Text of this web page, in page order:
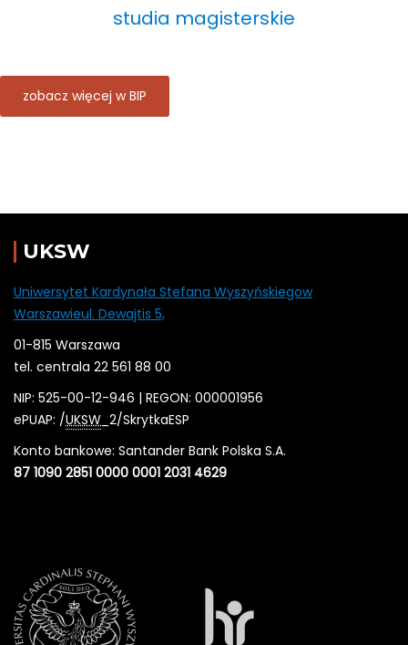
studia magisterskie
zobacz więcej w BIP
UKSW
Uniwersytet Kardynała Stefana Wyszyńskiegow
Warszawieul. Dewajtis 5,
01-815 Warszawa
tel. centrala 22 561 88 00
NIP: 525-00-12-946 | REGON: 000001956
ePUAP: /UKSW _2/SkrytkaESP
Konto bankowe: Santander Bank Polska S.A.
87 1090 2851 0000 0001 2031 4629